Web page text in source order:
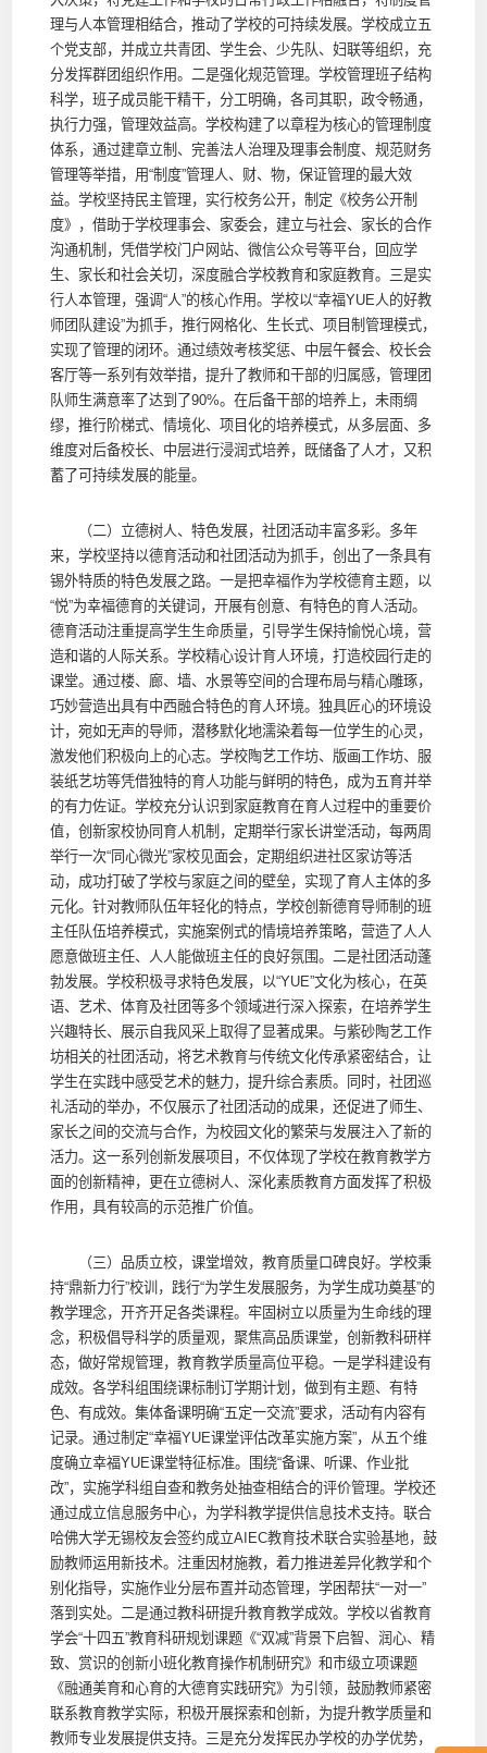
理与人本管理相结合，推动了学校的可持续发展。学校成立五
个党支部，并成立共青团、学生会、少先队、妇联等组织，充
分发挥群团组织作用。二是强化规范管理。学校管理班子结构
科学，班子成员能干精干，分工明确，各司其职，政令畅通，
执行力强，管理效益高。学校构建了以章程为核心的管理制度
体系，通过建章立制、完善法人治理及理事会制度、规范财务
管理等举措，用“制度”管理人、财、物，保证管理的最大效
益。学校坚持民主管理，实行校务公开，制定《校务公开制
度》，借助于学校理事会、家委会，建立与社会、家长的合作
沟通机制，凭借学校门户网站、微信公众号等平台，回应学
生、家长和社会关切，深度融合学校教育和家庭教育。三是实
行人本管理，强调“人”的核心作用。学校以“幸福YUE人的好教
师团队建设”为抓手，推行网格化、生长式、项目制管理模式，
实现了管理的闭环。通过绩效考核奖惩、中层午餐会、校长会
客厅等一系列有效举措，提升了教师和干部的归属感，管理团
队师生满意率了达到了90%。在后备干部的培养上，未雨绸
缪，推行阶梯式、情境化、项目化的培养模式，从多层面、多
维度对后备校长、中层进行浸润式培养，既储备了人才，又积
蓄了可持续发展的能量。
（二）立德树人、特色发展，社团活动丰富多彩。多年
来，学校坚持以德育活动和社团活动为抓手，创出了一条具有
锡外特质的特色发展之路。一是把幸福作为学校德育主题，以
“悦”为幸福德育的关键词，开展有创意、有特色的育人活动。
德育活动注重提高学生生命质量，引导学生保持愉悦心境，营
造和谐的人际关系。学校精心设计育人环境，打造校园行走的
课堂。通过楼、廊、墙、水景等空间的合理布局与精心雕琢，
巧妙营造出具有中西融合特色的育人环境。独具匠心的环境设
计，宛如无声的导师，潜移默化地濡染着每一位学生的心灵，
激发他们积极向上的心志。学校陶艺工作坊、版画工作坊、服
装纸艺坊等凭借独特的育人功能与鲜明的特色，成为五育并举
的有力佐证。学校充分认识到家庭教育在育人过程中的重要价
值，创新家校协同育人机制，定期举行家长讲堂活动，每两周
举行一次“同心微光”家校见面会，定期组织进社区家访等活
动，成功打破了学校与家庭之间的壁垒，实现了育人主体的多
元化。针对教师队伍年轻化的特点，学校创新德育导师制的班
主任队伍培养模式，实施案例式的情境培养策略，营造了人人
愿意做班主任、人人能做班主任的良好氛围。二是社团活动蓬
勃发展。学校积极寻求特色发展，以“YUE”文化为核心，在英
语、艺术、体育及社团等多个领域进行深入探索，在培养学生
兴趣特长、展示自我风采上取得了显著成果。与紫砂陶艺工作
坊相关的社团活动，将艺术教育与传统文化传承紧密结合，让
学生在实践中感受艺术的魅力，提升综合素质。同时，社团巡
礼活动的举办，不仅展示了社团活动的成果，还促进了师生、
家长之间的交流与合作，为校园文化的繁荣与发展注入了新的
活力。这一系列创新发展项目，不仅体现了学校在教育教学方
面的创新精神，更在立德树人、深化素质教育方面发挥了积极
作用，具有较高的示范推广价值。
（三）品质立校，课堂增效，教育质量口碑良好。学校秉
持“鼎新力行”校训，践行“为学生发展服务，为学生成功奠基”的
教学理念，开齐开足各类课程。牢固树立以质量为生命线的理
念，积极倡导科学的质量观，聚焦高品质课堂，创新教科研样
态，做好常规管理，教育教学质量高位平稳。一是学科建设有
成效。各学科组围绕课标制订学期计划，做到有主题、有特
色、有成效。集体备课明确“五定一交流”要求，活动有内容有
记录。通过制定“幸福YUE课堂评估改革实施方案”，从五个维
度确立幸福YUE课堂特征标准。围绕“备课、听课、作业批
改”，实施学科组自查和教务处抽查相结合的评价管理。学校还
通过成立信息服务中心，为学科教学提供信息技术支持。联合
哈佛大学无锡校友会签约成立AIEC教育技术联合实验基地，鼓
励教师运用新技术。注重因材施教，着力推进差异化教学和个
别化指导，实施作业分层布置并动态管理，学困帮扶“一对一”
落到实处。二是通过教科研提升教育教学成效。学校以省教育
学会“十四五”教育科研规划课题《“双减”背景下启智、润心、精
致、赏识的创新小班化教育操作机制研究》和市级立项课题
《融通美育和心育的大德育实践研究》为引领，鼓励教师紧密
联系教育教学实际，积极开展探索和创新，为提升教学质量和
教师专业发展提供支持。三是充分发挥民办学校的办学优势，